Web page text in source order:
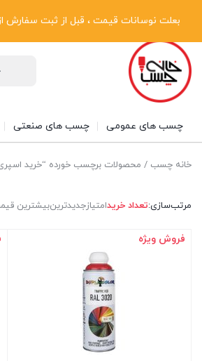
بعلت نوسانات قیمت ، قبل از ثبت سفارش از
پیگیری سفارشات دریافت فاکتور رسمی
چسب های عمومی چسب های صنعتی
خانه چسب / محصولات برچسب خورده “خرید
مرتب‌سازی:تعداد خریدامتیازجدیدترینبیشترین
فروش ویژه